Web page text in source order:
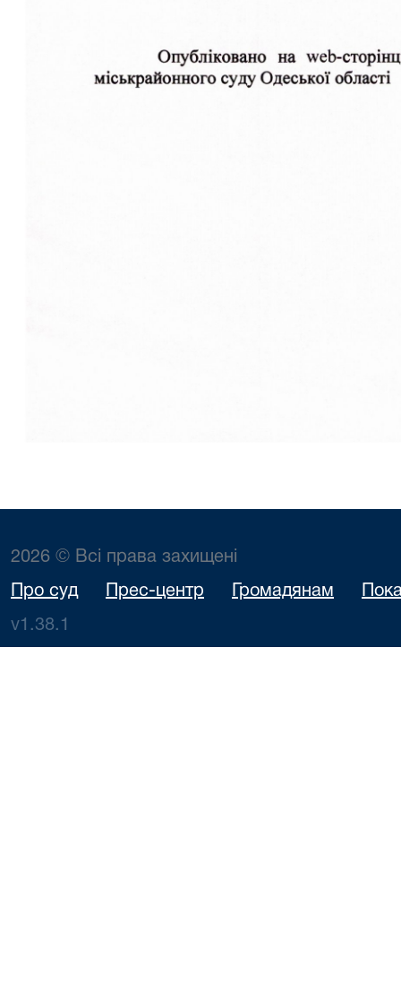
2026 © Всі права захищені
Про суд Прес-центр Громадянам
v1.38.1